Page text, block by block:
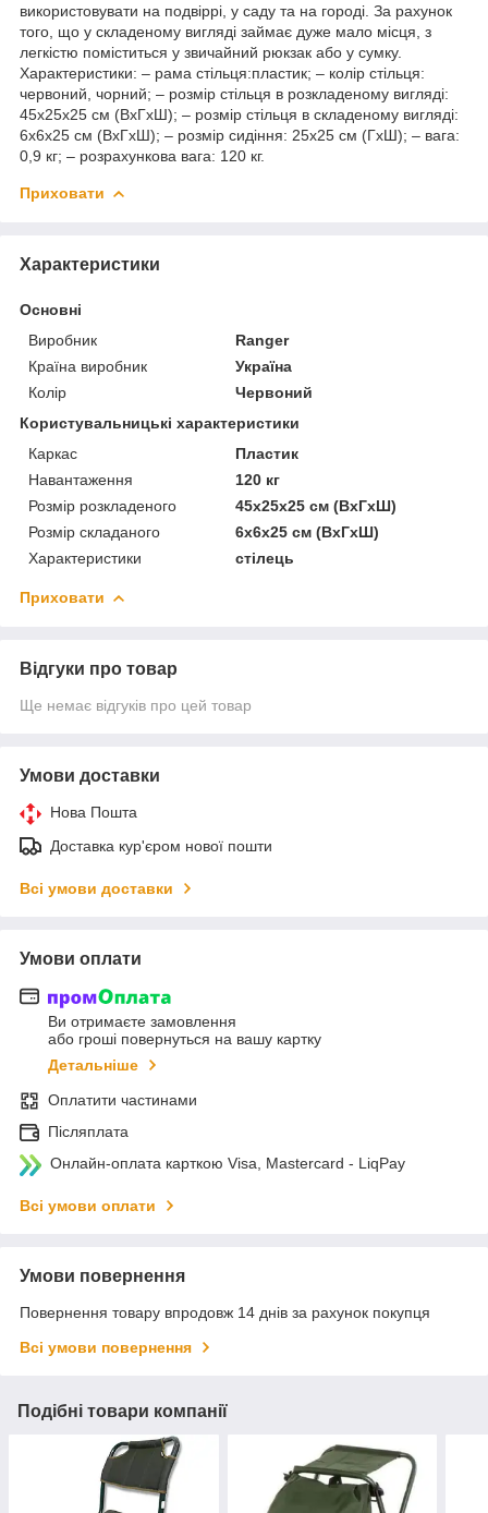
використовувати на подвіррі, у саду та на городі. За рахунок
того, що у складеному вигляді займає дуже мало місця, з
легкістю поміститься у звичайний рюкзак або у сумку.
Характеристики: – рама стільця:пластик; – колір стільця:
червоний, чорний; – розмір стільця в розкладеному вигляді:
45х25х25 см (ВхГхШ); – розмір стільця в складеному вигляді:
6х6х25 см (ВхГхШ); – розмір сидіння: 25х25 см (ГхШ); – вага:
0,9 кг; – розрахункова вага: 120 кг.
Приховати
Характеристики
Основні
Виробник
Ranger
Країна виробник
Україна
Колір
Червоний
Користувальницькі характеристики
Каркас
Пластик
Навантаження
120 кг
Розмір розкладеного
45х25х25 см (ВхГхШ)
Розмір складаного
6х6х25 см (ВхГхШ)
Характеристики
стілець
Приховати
Відгуки про товар
Ще немає відгуків про цей товар
Умови доставки
Нова Пошта
Доставка кур'єром нової пошти
Всі умови доставки
Умови оплати
Ви отримаєте замовлення
або гроші повернуться на вашу картку
Детальніше
Оплатити частинами
Післяплата
Онлайн-оплата карткою Visa, Mastercard - LiqPay
Всі умови оплати
Умови повернення
Повернення товару впродовж 14 днів за рахунок покупця
Всі умови повернення
Подібні товари компанії